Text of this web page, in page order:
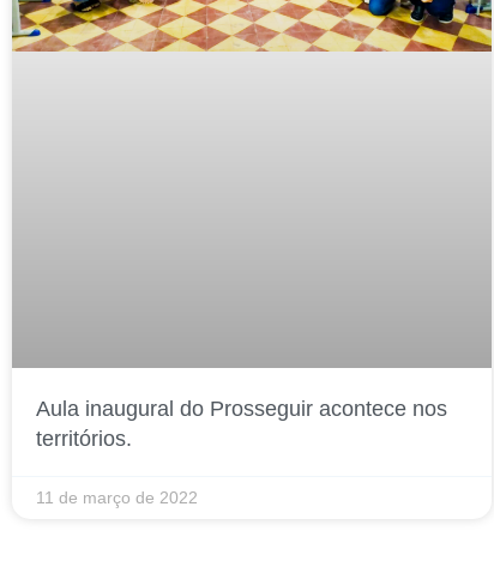
Aula inaugural do Prosseguir acontece nos
territórios.
11 de março de 2022